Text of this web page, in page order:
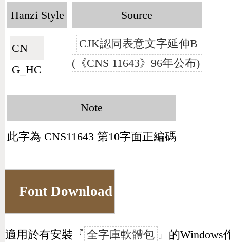
Hanzi Style
CN🇨🇳
G_HC
Source
CJK認同表意文字延伸B
(《CNS 11643》96年公布)
Note
此字為 CNS11643 第10字面正編碼
Font Download
適用於有安裝『 全字庫軟體包 』的Windows